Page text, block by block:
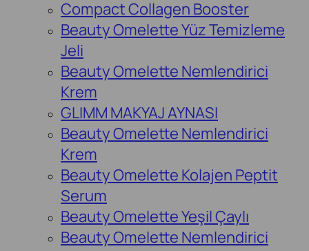
Compact Collagen Booster
Beauty Omelette Yüz Temizleme
Jeli
Beauty Omelette Nemlendirici
Krem
GLIMM MAKYAJ AYNASI
Beauty Omelette Nemlendirici
Krem
Beauty Omelette Kolajen Peptit
Serum
Beauty Omelette Yeşil Çaylı
Beauty Omelette Nemlendirici